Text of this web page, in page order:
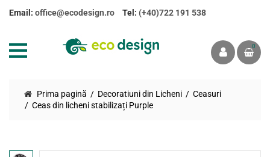
Email: office@ecodesign.ro Tel: (+40)722 191 538
0
Prima pagină Decoratiuni din Licheni
Ceasuri
Ceas din licheni stabilizați Purple